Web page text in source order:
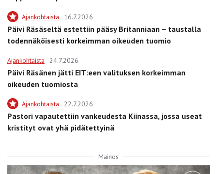
Ajankohtaista 16.7.2026
Päivi Räsäseltä estettiin pääsy Britanniaan – taustalla
todennäköisesti korkeimman oikeuden tuomio
Ajankohtaista 24.7.2026
Päivi Räsänen jätti EIT:een valituksen korkeimman
oikeuden tuomiosta
Ajankohtaista 22.7.2026
Pastori vapautettiin vankeudesta Kiinassa, jossa useat
kristityt ovat yhä pidätettyinä
Mainos